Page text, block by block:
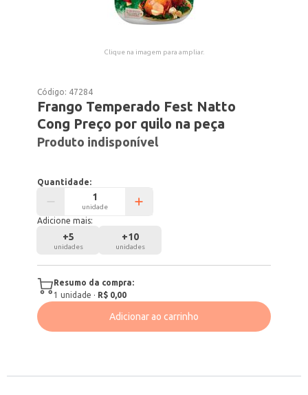
Clique na imagem para ampliar.
Código: 47284
Frango Temperado Fest Natto
Cong Preço por quilo na peça
Produto indisponível
Quantidade:
unidade
Adicione mais:
+5
unidades
+10
unidades
Resumo da compra:
1 unidade · R$ 0,00
Adicionar ao carrinho